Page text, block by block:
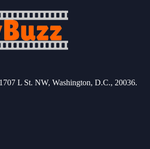
L St. NW, Washington, D.C., 20036.